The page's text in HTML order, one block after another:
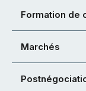
Formation de
Marchés